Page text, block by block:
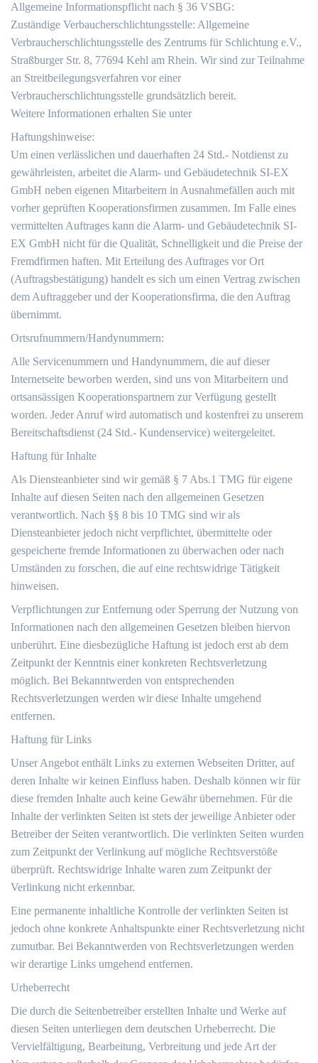
Allgemeine Informationspflicht nach § 36 VSBG:
Zuständige Verbaucherschlichtungsstelle: Allgemeine
Verbraucherschlichtungsstelle des Zentrums für Schlichtung e.V.,
Straßburger Str. 8, 77694 Kehl am Rhein. Wir sind zur Teilnahme
an Streitbeilegungsverfahren vor einer
Verbraucherschlichtungsstelle grundsätzlich bereit.
Weitere Informationen erhalten Sie unter
Haftungshinweise:
Um einen verlässlichen und dauerhaften 24 Std.- Notdienst zu
gewährleisten, arbeitet die Alarm- und Gebäudetechnik SI-EX
GmbH neben eigenen Mitarbeitern in Ausnahmefällen auch mit
vorher geprüften Kooperationsfirmen zusammen. Im Falle eines
vermittelten Auftrages kann die Alarm- und Gebäudetechnik SI-
EX GmbH nicht für die Qualität, Schnelligkeit und die Preise der
Fremdfirmen haften. Mit Erteilung des Auftrages vor Ort
(Auftragsbestätigung) handelt es sich um einen Vertrag zwischen
dem Auftraggeber und der Kooperationsfirma, die den Auftrag
übernimmt.
Ortsrufnummern/Handynummern:
Alle Servicenummern und Handynummern, die auf dieser
Internetseite beworben werden, sind uns von Mitarbeitern und
ortsansässigen Kooperationspartnern zur Verfügung gestellt
worden. Jeder Anruf wird automatisch und kostenfrei zu unserem
Bereitschaftsdienst (24 Std.- Kundenservice) weitergeleitet.
Haftung für Inhalte
Als Diensteanbieter sind wir gemäß § 7 Abs.1 TMG für eigene
Inhalte auf diesen Seiten nach den allgemeinen Gesetzen
verantwortlich. Nach §§ 8 bis 10 TMG sind wir als
Diensteanbieter jedoch nicht verpflichtet, übermittelte oder
gespeicherte fremde Informationen zu überwachen oder nach
Umständen zu forschen, die auf eine rechtswidrige Tätigkeit
hinweisen.
Verpflichtungen zur Entfernung oder Sperrung der Nutzung von
Informationen nach den allgemeinen Gesetzen bleiben hiervon
unberührt. Eine diesbezügliche Haftung ist jedoch erst ab dem
Zeitpunkt der Kenntnis einer konkreten Rechtsverletzung
möglich. Bei Bekanntwerden von entsprechenden
Rechtsverletzungen werden wir diese Inhalte umgehend
entfernen.
Haftung für Links
Unser Angebot enthält Links zu externen Webseiten Dritter, auf
deren Inhalte wir keinen Einfluss haben. Deshalb können wir für
diese fremden Inhalte auch keine Gewähr übernehmen. Für die
Inhalte der verlinkten Seiten ist stets der jeweilige Anbieter oder
Betreiber der Seiten verantwortlich. Die verlinkten Seiten wurden
zum Zeitpunkt der Verlinkung auf mögliche Rechtsverstöße
überprüft. Rechtswidrige Inhalte waren zum Zeitpunkt der
Verlinkung nicht erkennbar.
Eine permanente inhaltliche Kontrolle der verlinkten Seiten ist
jedoch ohne konkrete Anhaltspunkte einer Rechtsverletzung nicht
zumutbar. Bei Bekanntwerden von Rechtsverletzungen werden
wir derartige Links umgehend entfernen.
Urheberrecht
Die durch die Seitenbetreiber erstellten Inhalte und Werke auf
diesen Seiten unterliegen dem deutschen Urheberrecht. Die
Vervielfältigung, Bearbeitung, Verbreitung und jede Art der